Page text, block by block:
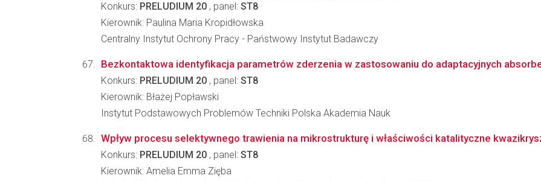
Konkurs: PRELUDIUM 20 , panel: ST8
Kierownik: Paulina Maria Kropidłowska
Centralny Instytut Ochrony Pracy - Państwowy Instytut Badawczy
Bezkontaktowa identyfikacja parametrów zderzenia w zastosowaniu do adaptacyjnych
Konkurs: PRELUDIUM 20 , panel: ST8
Kierownik: Błażej Popławski
Instytut Podstawowych Problemów Techniki Polska Akademia Nauk
Wpływ procesu selektywnego trawienia na mikrostrukturę i właściwości katalityczne
Konkurs: PRELUDIUM 20 , panel: ST8
Kierownik: Amelia Emma Zięba